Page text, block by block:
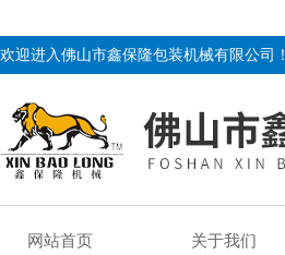
欢迎进入佛山市鑫保隆包装机械有限公司！
网站首页 关于我们